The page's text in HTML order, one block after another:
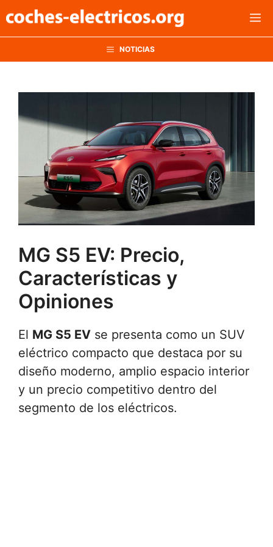
al
NOTICIAS
MG S5 EV: Precio,
Características y
Opiniones
El MG S5 EV se presenta como un SUV
eléctrico compacto que destaca por su
diseño moderno, amplio espacio interior
y un precio competitivo dentro del
segmento de los eléctricos.